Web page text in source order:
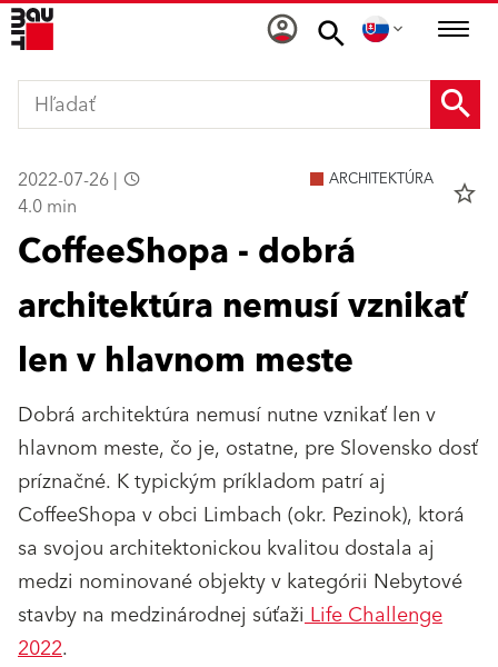
2022-07-26 |
4.0 min
ARCHITEKTÚRA
star_border
CoffeeShopa - dobrá
architektúra nemusí vznikať
len v hlavnom meste
Dobrá architektúra nemusí nutne vznikať len v
hlavnom meste, čo je, ostatne, pre Slovensko dosť
príznačné. K typickým príkladom patrí aj
CoffeeShopa v obci Limbach (okr. Pezinok), ktorá
sa svojou architektonickou kvalitou dostala aj
medzi nominované objekty v kategórii Nebytové
stavby na medzinárodnej súťažiLife Challenge
2022.